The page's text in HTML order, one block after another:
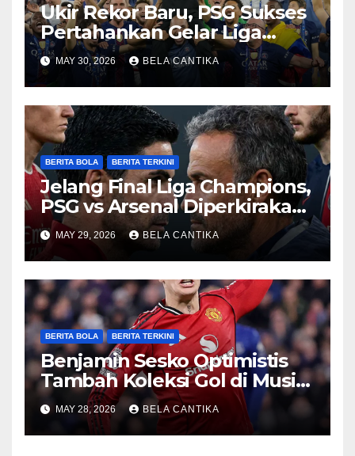
Ukir Rekor Baru, PSG Sukses
Pertahankan Gelar Liga
Champions
MAY 30, 2026 BELA CANTIKA
BERITA BOLA BERITA TERKINI
Jelang Final Liga Champions,
PSG vs Arsenal Diperkirakan
Sengit
MAY 29, 2026 BELA CANTIKA
BERITA BOLA BERITA TERKINI
Benjamin Sesko Optimistis
Tambah Koleksi Gol di Musim
2026/27
MAY 28, 2026 BELA CANTIKA